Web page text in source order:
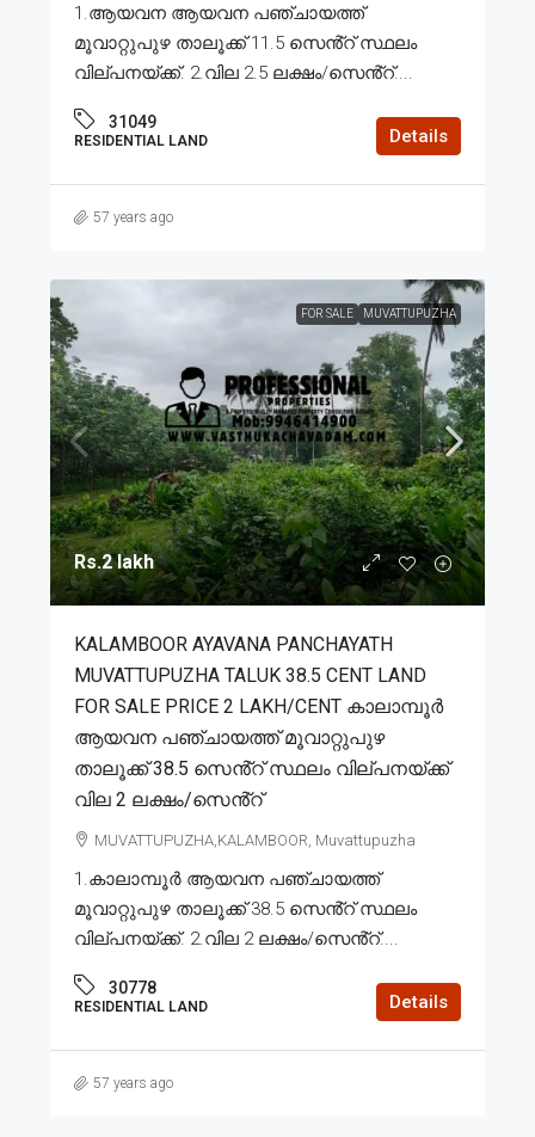
1.ആയവന ആയവന പഞ്ചായത്ത്
മൂവാറ്റുപുഴ താലൂക്ക് 11.5 സെൻ്റ് സ്ഥലം
വില്പനയ്ക്ക്. 2.വില 2.5 ലക്ഷം/സെൻ്റ്....
31049
RESIDENTIAL LAND Details
57 years ago
FOR SALE MUVATTUPUZHA
Rs.2 lakh
KALAMBOOR AYAVANA PANCHAYATH
MUVATTUPUZHA TALUK 38.5 CENT LAND
FOR SALE PRICE 2 LAKH/CENT കാലാമ്പൂർ
ആയവന പഞ്ചായത്ത് മൂവാറ്റുപുഴ
താലൂക്ക് 38.5 സെൻ്റ് സ്ഥലം വില്പനയ്ക്ക്
വില 2 ലക്ഷം/സെൻ്റ്
MUVATTUPUZHA,KALAMBOOR, Muvattupuzha
1.കാലാമ്പൂർ ആയവന പഞ്ചായത്ത്
മൂവാറ്റുപുഴ താലൂക്ക് 38.5 സെൻ്റ് സ്ഥലം
വില്പനയ്ക്ക്. 2.വില 2 ലക്ഷം/സെൻ്റ്....
30778
RESIDENTIAL LAND Details
57 years ago